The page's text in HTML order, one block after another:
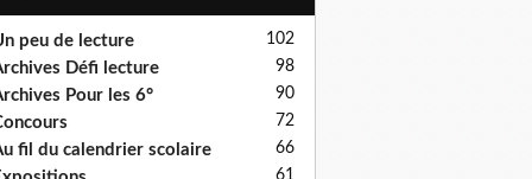
peu de lecture 102
Défi lecture 98
Pour les 6° 90
72
fil du calendrier scolaire 66
61